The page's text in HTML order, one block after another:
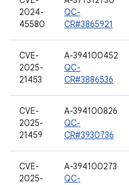
2024-
45580
QC-
CR#3865921
CVE-
2025-
21453
A-394100452
QC-
CR#3886536
CVE-
2025-
21459
A-394100826
QC-
CR#3930736
CVE-
2025-
A-394100273
QC-